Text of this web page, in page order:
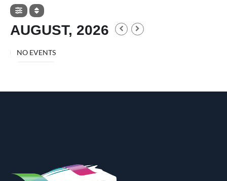
AUGUST, 2026
NO EVENTS